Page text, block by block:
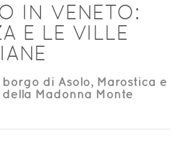
IN VENETO:
E LE VILLE
di Asolo, Marostica e
Madonna Monte